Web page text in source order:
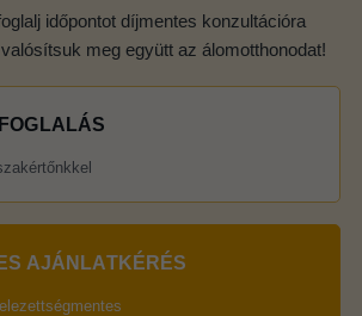
időpontot díjmentes konzultációra
meg együtt az álomotthonodat!
AJÁNLATKÉRÉS